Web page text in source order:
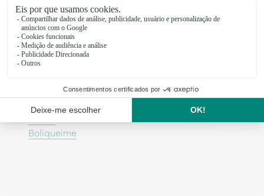
Floristas da rede Interflora nas
principais cidades do Algarve
Albufeira
Faro
Portimão
Boliqueime